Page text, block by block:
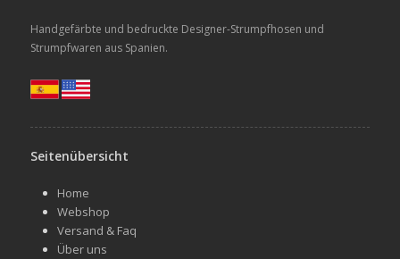
Handgefärbte und bedruckte Designer-Strumpfhosen und
Strumpfwaren aus Spanien.
Seitenübersicht
Home
Webshop
Versand & Faq
Über uns